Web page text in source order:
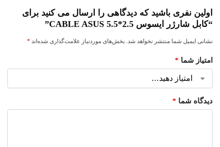
اولین نفری باشید که دیدگاهی را ارسال می کنید برای
“کابل شارژر ایسوس CABLE ASUS 5.5*2.5”
نشانی ایمیل شما منتشر نخواهد شد. بخش‌های موردنیاز علامت‌گذاری شده‌اند *
امتیاز شما*
دیدگاه شما*